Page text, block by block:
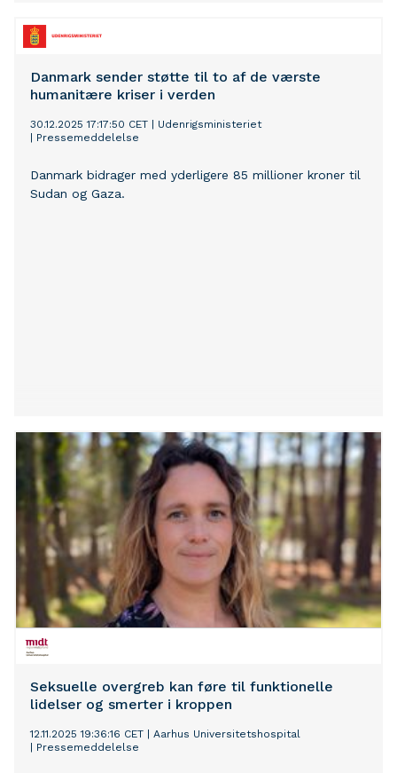
Danmark sender støtte til to af de værste
humanitære kriser i verden
30.12.2025 17:17:50 CET
Udenrigsministeriet
Pressemeddelelse
Danmark bidrager med yderligere 85 millioner kroner til
Sudan og Gaza.
Seksuelle overgreb kan føre til funktionelle
lidelser og smerter i kroppen
12.11.2025 19:36:16 CET
Aarhus Universitetshospital
Pressemeddelelse